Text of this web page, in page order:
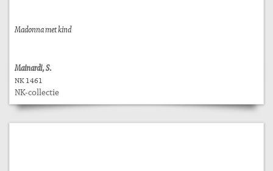
Madonna met kind
Mainardi, S.
NK 1461
NK-collectie